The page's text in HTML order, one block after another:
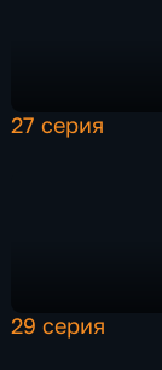
27 серия
29 серия